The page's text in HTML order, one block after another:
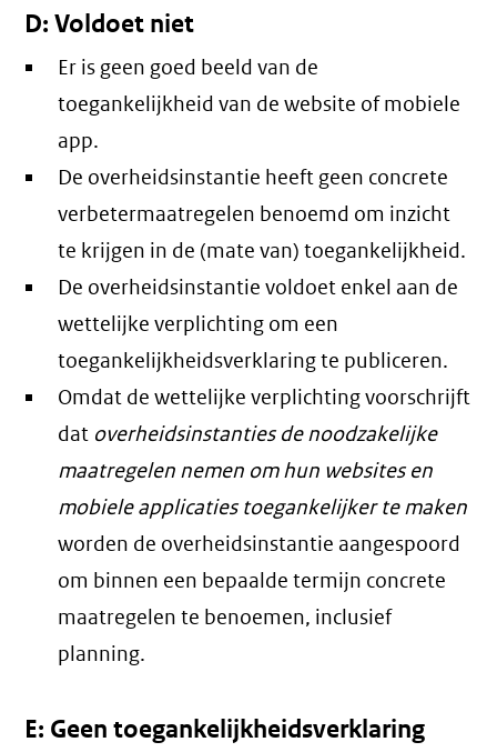
D: Voldoet niet
Er is geen goed beeld van de
toegankelijkheid van de website of mobiele
app.
De overheidsinstantie heeft geen concrete
verbetermaatregelen benoemd om inzicht
te krijgen in de (mate van) toegankelijkheid.
De overheidsinstantie voldoet enkel aan de
wettelijke verplichting om een
toegankelijkheidsverklaring te publiceren.
Omdat de wettelijke verplichting voorschrijft
dat overheidsinstanties de noodzakelijke
maatregelen nemen om hun websites en
mobiele applicaties toegankelijker te maken
worden de overheidsinstantie aangespoord
om binnen een bepaalde termijn concrete
maatregelen te benoemen, inclusief
planning.
E: Geen toegankelijkheidsverklaring